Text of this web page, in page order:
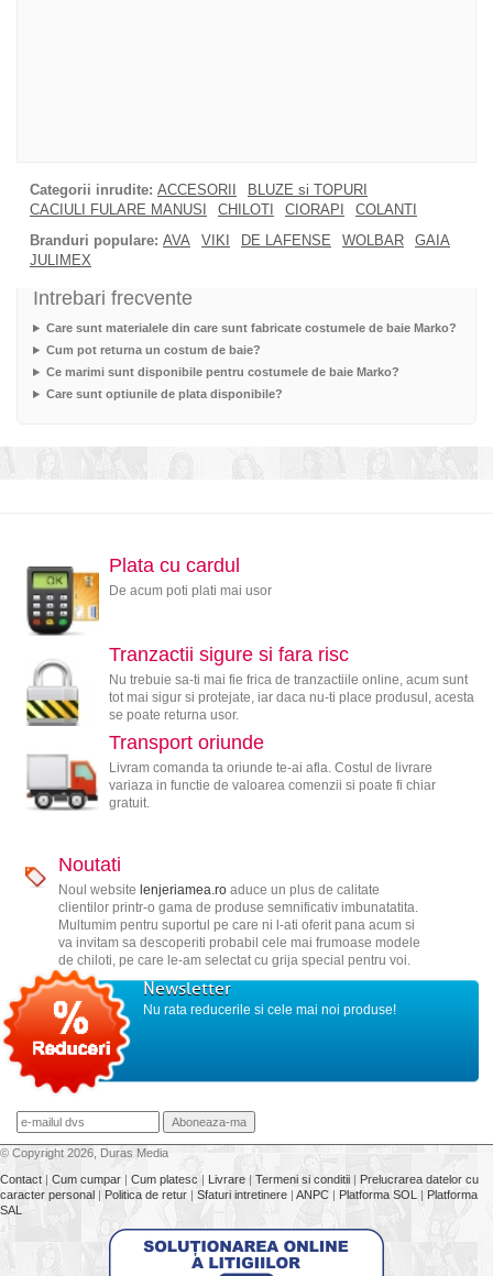
Categorii inrudite: ACCESORII
BLUZE si TOPURI
CACIULI FULARE MANUSI
CHILOTI CIORAPI
COLANTI
Branduri populare: AVA VIKI DE LAFENSE WOLBAR
GAIA
JULIMEX
Intrebari frecvente
Care sunt materialele din care sunt fabricate costumele de baie Marko?
Cum pot returna un costum de baie?
Ce marimi sunt disponibile pentru costumele de baie Marko?
Care sunt optiunile de plata disponibile?
Plata cu cardul
De acum poti plati mai usor
Tranzactii sigure si fara risc
Nu trebuie sa-ti mai fie frica de tranzactiile online, acum sunt
tot mai sigur si protejate, iar daca nu-ti place produsul, acesta
se poate returna usor.
Transport oriunde
Livram comanda ta oriunde te-ai afla. Costul de livrare
variaza in functie de valoarea comenzii si poate fi chiar
gratuit.
Noutati
Noul website lenjeriamea.roaduce un plus de calitate
clientilor printr-o gama de produse semnificativ imbunatatita.
Multumim pentru suportul pe care ni l-ati oferit pana acum si
va invitam sa descoperiti probabil cele mai frumoase modele
de chiloti, pe care le-am selectat cu grija special pentru voi.
Newsletter
Nu rata reducerile si cele mai noi produse!
© Copyright 2026, Duras Media
Contact | Cum cumpar | Cum platesc | Livrare | Termeni si conditii | Prelucrarea datelor cu
caracter personal | Politica de retur | Sfaturi intretinere | ANPC | Platforma SOL | Platforma
SAL